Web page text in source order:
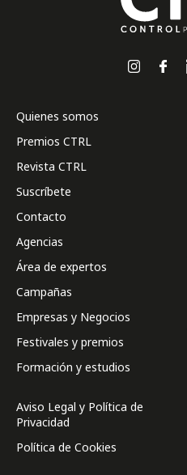
Quienes somos
Premios CTRL
Revista CTRL
Suscríbete
Contacto
Agencias
Área de expertos
Campañas
Empresas y Negocios
Festivales y premios
Formación y estudios
Aviso Legal y Política de
Privacidad
Política de Cookies